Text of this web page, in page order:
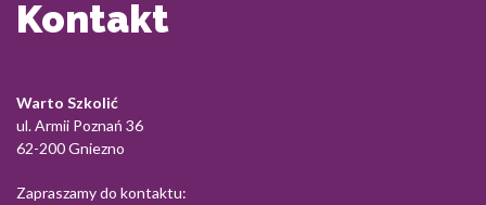
Kontakt
Warto Szkolić
ul. Armii Poznań 36
62-200 Gniezno
Zapraszamy do kontaktu: